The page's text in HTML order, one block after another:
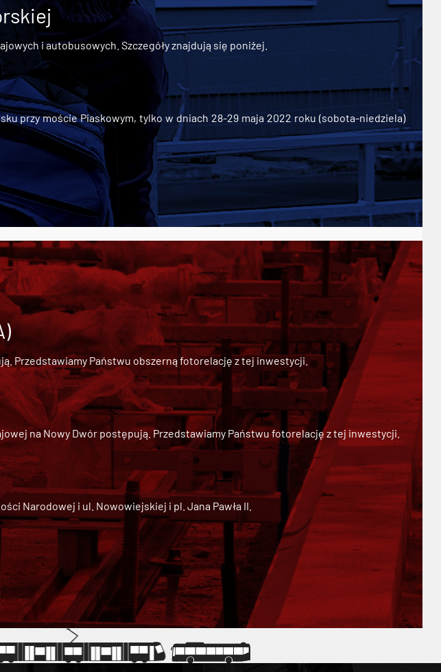
i autobusowych. Szczegóły znajdują się poniżej.
przy moście Piaskowym, tylko w dniach 28-29 maja 2022 roku (sobota-niedziela)
Przedstawiamy Państwu obszerną fotorelację z tej inwestycji.
na Nowy Dwórpostępują. Przedstawiamy Państwu fotorelację z tej inwestycji.
Narodowej i ul. Nowowiejskiej i pl. Jana Pawła II.